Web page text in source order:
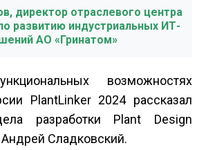
директор отраслевого центра
развитию индустриальных ИТ-
АО «Гринатом»
возможностях
PlantLinker 2024 рассказал
разработки Plant Design
Сладковский.